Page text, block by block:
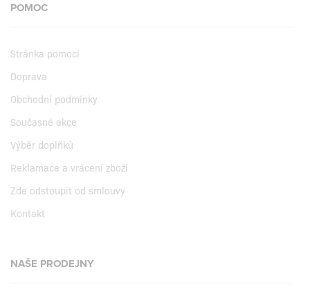
POMOC
Stránka pomoci
Doprava
Obchodní podmínky
Současné akce
Výběr doplňků
Reklamace a vrácení zboží
Zde odstoupit od smlouvy
Kontakt
NAŠE PRODEJNY